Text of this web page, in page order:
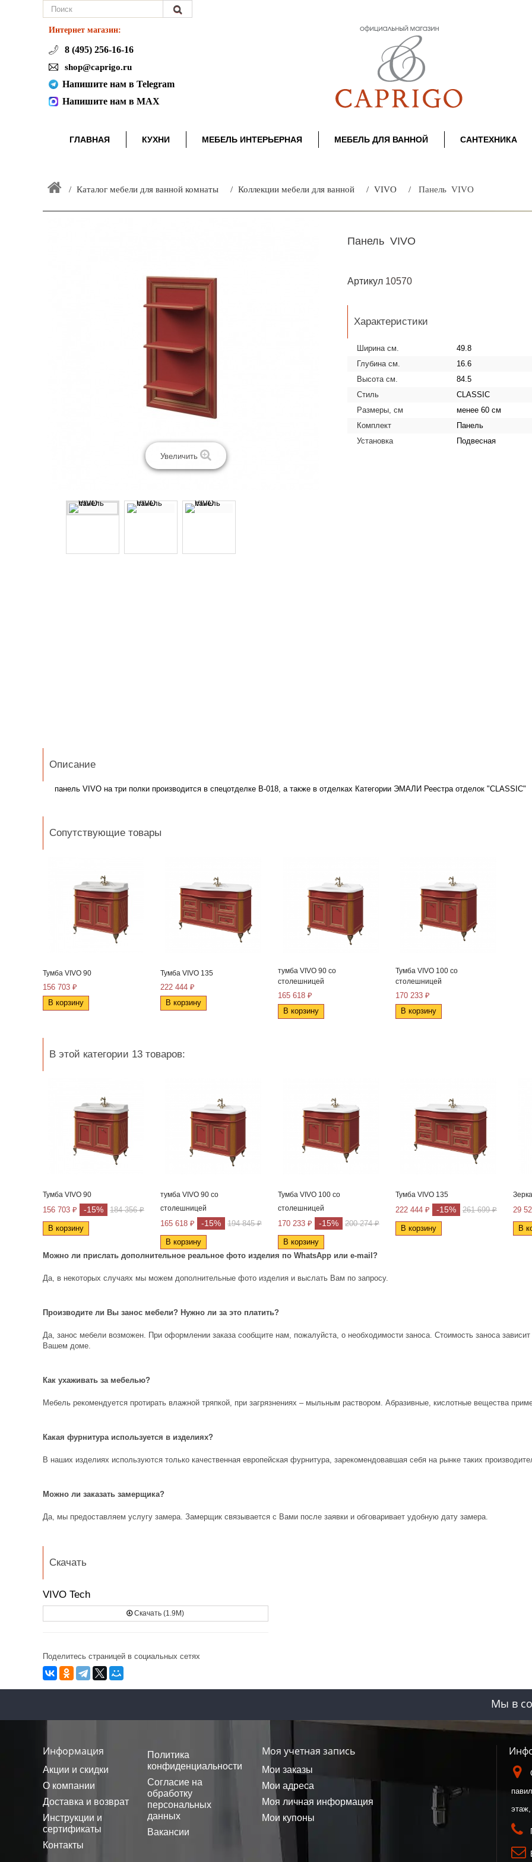
Интернет магазин:
8 (495) 256-16-16
shop@caprigo.ru
Напишите нам в Telegram
Напишите нам в MAX
ГЛАВНАЯ КУХНИ МЕБЕЛЬ ИНТЕРЬЕРНАЯ МЕБЕЛЬ ДЛЯ ВАННОЙ САНТЕХНИКА
Каталог мебели для ванной комнаты Коллекции мебели для ванной VIVO Панель VIVO
Увеличить
Панель VIVO
Артикул 10570
Характеристики
Ширина см.
49.8
Глубина см.
16.6
Высота см.
84.5
Стиль
CLASSIC
Размеры, см
менее 60 см
Комплект
Панель
Установка
Подвесная
Описание
панель VIVO на три полки производится в спецотделке B-018, а также в отделках Категории ЭМАЛИ Реестра отделок "CLASSIC"
Сопутствующие товары
Тумба VIVO 90
156 703 ₽
В корзину
Тумба VIVO 135
222 444 ₽
В корзину
тумба VIVO 90 со
столешницей
165 618 ₽
В корзину
Тумба VIVO 100 со
столешницей
170 233 ₽
В корзину
В этой категории 13 товаров:
Тумба VIVO 90
156 703 ₽ -15% 184 356 ₽
В корзину
тумба VIVO 90 со
столешницей
165 618 ₽ -15% 194 845 ₽
В корзину
Тумба VIVO 100 со
столешницей
170 233 ₽ -15% 200 274 ₽
В корзину
Тумба VIVO 135
222 444 ₽ -15% 261 699 ₽
В корзину
29
В
Можно ли прислать дополнительное реальное фото изделия по WhatsApp или e-mail ?
Да, в некоторых случаях мы можем дополнительные фото изделия и выслать Вам по запросу.
Производите ли Вы занос мебели? Нужно ли за это платить?
Да, занос мебели возможен. При оформлении заказа сообщите нам, пожалуйста, о необходимости заноса. Стоимость заноса
Вашем доме.
Как ухаживать за мебелью?
Мебель рекомендуется протирать влажной тряпкой, при загрязнениях – мыльным раствором. Абразивные, кислотные вещества
Какая фурнитура используется в изделиях?
В наших изделиях используются только качественная европейская фурнитура, зарекомендовавшая себя на рынке таких
Можно ли заказать замерщика?
Да, мы предоставляем услугу замера. Замерщик связывается с Вами после заявки и обговаривает удобную дату замера.
Скачать
VIVO Tech
Скачать (1.9M)
Поделитесь страницей в социальных сетях
Мы в
Информация
Акции и скидки
О компании
Доставка и возврат
Инструкции и
сертификаты
Контакты
Политика
конфиденциальности
Согласие на
обработку
персональных
данных
Вакансии
Моя учетная запись
Мои заказы
Мои адреса
Моя личная информация
Мои купоны